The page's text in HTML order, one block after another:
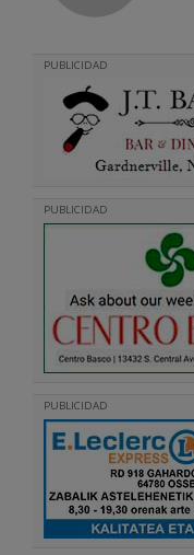
PUBLICIDAD
PUBLICIDAD
PUBLICIDAD